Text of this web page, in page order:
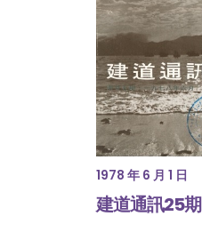
1978 年 6 月 1 日
建道通訊25期